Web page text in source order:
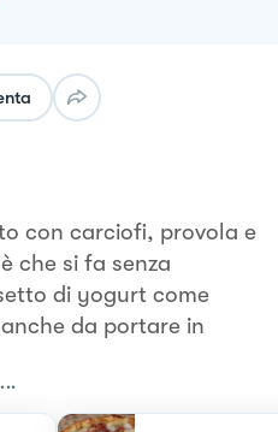
con carciofi, provola e
che si fa senza
di yogurt come
da portare in